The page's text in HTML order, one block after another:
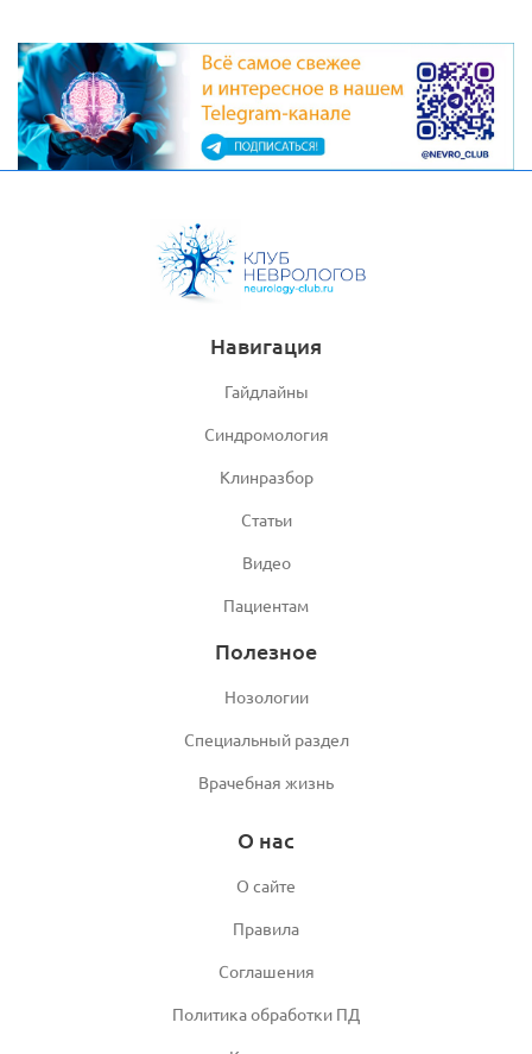
Навигация
Гайдлайны
Синдромология
Клинразбор
Статьи
Видео
Пациентам
Полезное
Нозологии
Специальный раздел
Врачебная жизнь
О нас
О сайте
Правила
Соглашения
Политика обработки ПД